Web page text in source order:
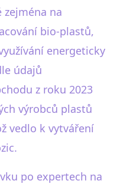
na
bio-plastů,
energeticky
údajů
z roku 2023
výrobců plastů
vedlo k vytváření
po expertech na